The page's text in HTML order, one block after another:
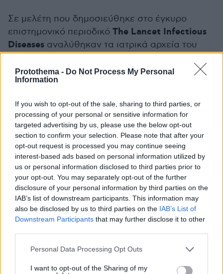
Protothema - Do Not Process My Personal
Information
If you wish to opt-out of the sale, sharing to third parties, or
processing of your personal or sensitive information for
targeted advertising by us, please use the below opt-out
section to confirm your selection. Please note that after your
opt-out request is processed you may continue seeing
interest-based ads based on personal information utilized by
us or personal information disclosed to third parties prior to
your opt-out. You may separately opt-out of the further
disclosure of your personal information by third parties on the
IAB’s list of downstream participants. This information may
also be disclosed by us to third parties on the IAB’s List of
Downstream Participants that may further disclose it to other
Please note that this website/app uses one or more Google
not limited to your visit or usage behaviour. You may click to
Personal Data Processing Opt Outs
I want to opt-out of the Sharing of my
Σε μελέτη που δημοσιεύθηκε στο έγκυρο
επιστημονικό περιοδικό The Lancet Infectious
Diseases αναλύθηκαν τα ιατρικά αρχεία του
81.280 άτομα που νοσηλεύτηκαν με COVID με
10.985 άτομα που νοσηλεύτηκαν με γρίπη πριν
παρακολουθήθηκαν έως και 18 μήνες.
Τα άτομα που νοσηλεύτηκαν με Covid είχαν
50% υψηλότερο κίνδυνο θανάτου απ’ ότι με
γρίπη
Φάνηκε ότι τα άτομα που νοσηλεύτηκαν με
COVIDείχαν 50% υψηλότερο κίνδυνο θανάτου
κατά την περίοδο της μελέτης από τα άτομα
100 άτομα που εισάγονται στο νοσοκομείο με
COVID, περίπου οκτώ περισσότεροι πέθαναν με